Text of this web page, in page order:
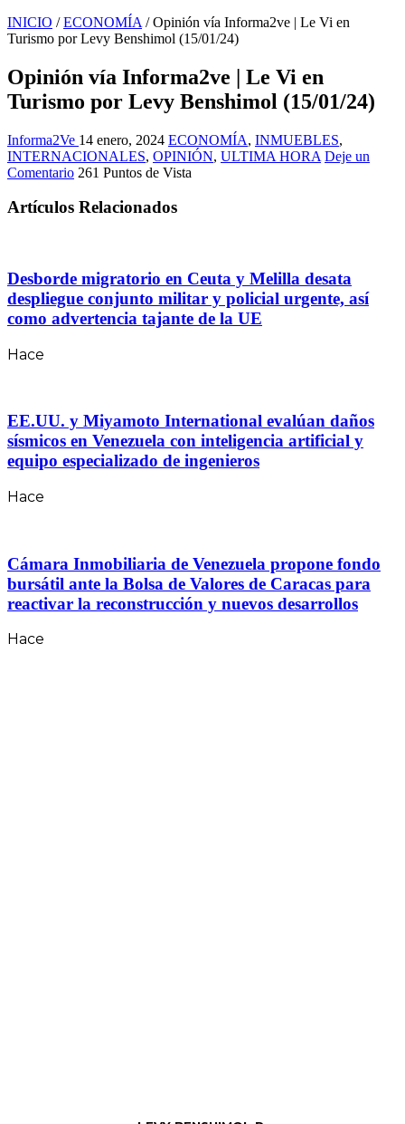
INICIO / ECONOMÍA / Opinión vía Informa2ve | Le Vi en
Turismo por Levy Benshimol (15/01/24)
Opinión vía Informa2ve | Le Vi en
Turismo por Levy Benshimol (15/01/24)
Informa2Ve 14 enero, 2024 ECONOMÍA, INMUEBLES,
INTERNACIONALES, OPINIÓN, ULTIMA HORA Deje un
Comentario 261 Puntos de Vista
Artículos Relacionados
Desborde migratorio en Ceuta y Melilla desata
despliegue conjunto militar y policial urgente, así
como advertencia tajante de la UE
Hace
EE.UU. y Miyamoto International evalúan daños
sísmicos en Venezuela con inteligencia artificial y
equipo especializado de ingenieros
Hace
Cámara Inmobiliaria de Venezuela propone fondo
bursátil ante la Bolsa de Valores de Caracas para
reactivar la reconstrucción y nuevos desarrollos
Hace